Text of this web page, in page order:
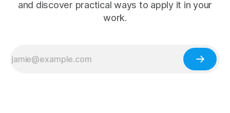
and discover practical ways to apply it in your
work.